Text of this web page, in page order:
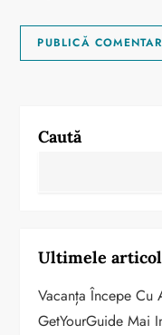
Caută
Ultimele
Vacanța Începe Cu
GetYourGuide Mai